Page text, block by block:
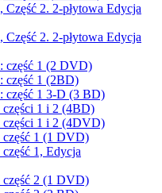
2. 2-płytowa Edycja
2. 2-płytowa Edycja
część 1 (2 DVD)
część 1 (2BD)
część 1 3-D (3 BD)
1 i 2 (4BD)
części 1 i 2 (4DVD)
część 1 (1 DVD)
1, Edycja
część 2 (1 DVD)